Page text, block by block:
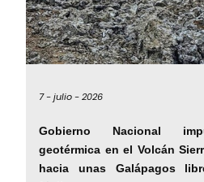
7 -julio -2026
Gobierno Nacional
geotérmica en el Volcán
hacia unas Galápagos